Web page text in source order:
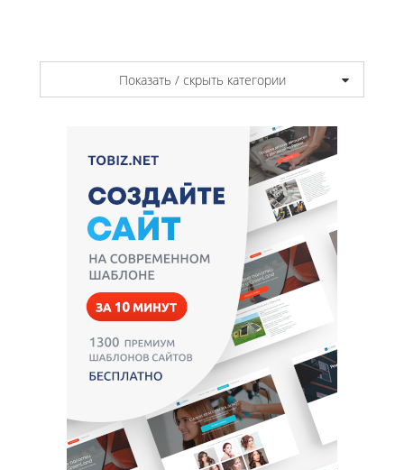
Показать / скрыть категории